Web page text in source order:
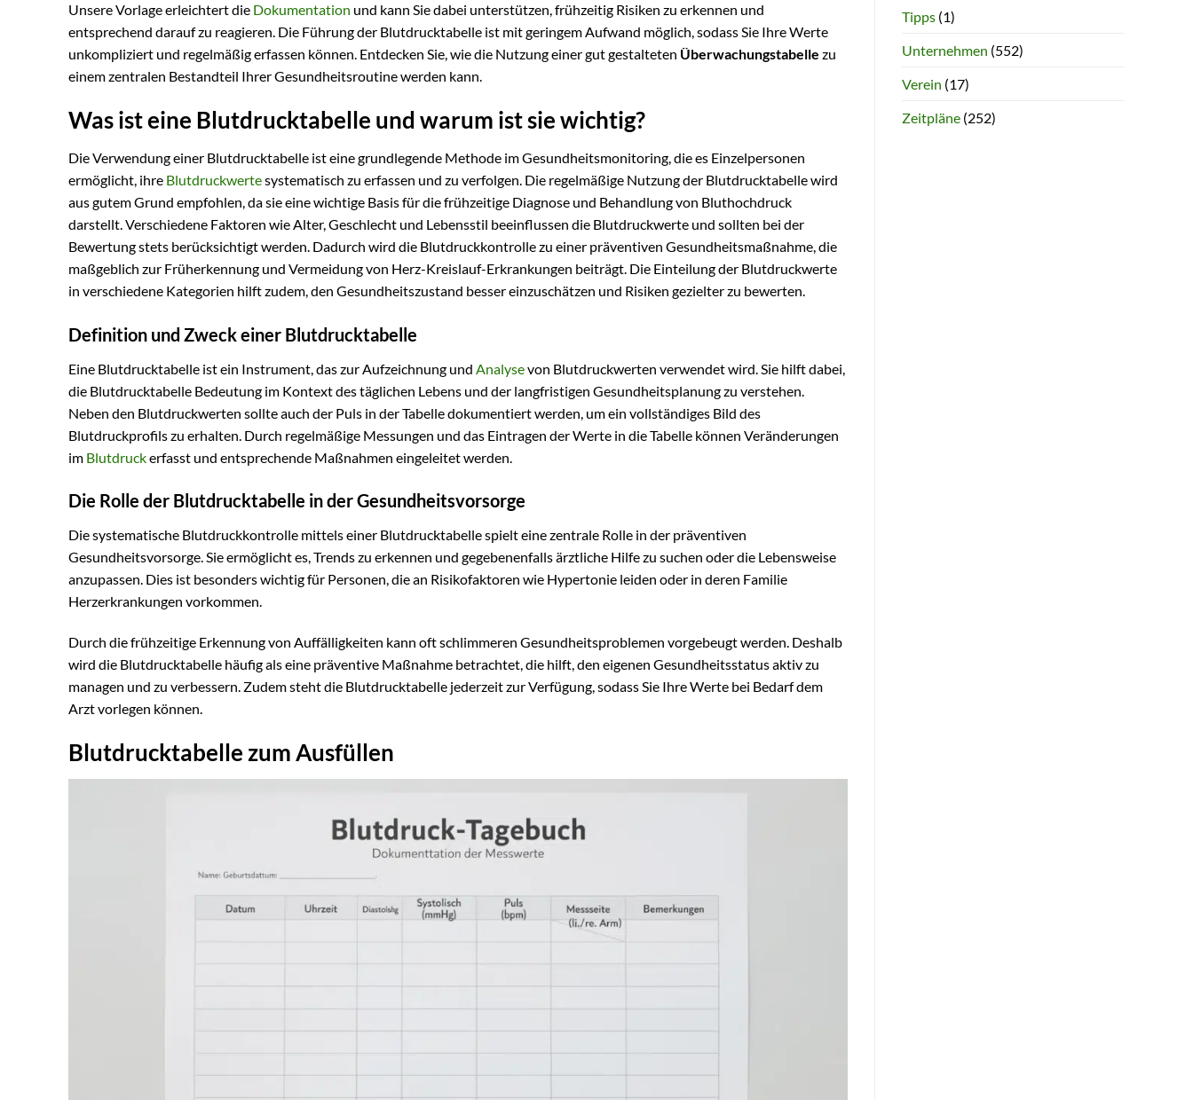
Unsere Vorlage erleichtert die Dokumentation und kann Sie dabei unterstützen, frühzeitig Risiken zu erkennen und
entsprechend darauf zu reagieren. Die Führung der Blutdrucktabelle ist mit geringem Aufwand möglich, sodass Sie Ihre Werte
unkompliziert und regelmäßig erfassen können. Entdecken Sie, wie die Nutzung einer gut gestalteten Überwachungstabelle zu
einem zentralen Bestandteil Ihrer Gesundheitsroutine werden kann.
Was ist eine Blutdrucktabelle und warum ist sie wichtig?
Die Verwendung einer Blutdrucktabelle ist eine grundlegende Methode im Gesundheitsmonitoring, die es Einzelpersonen
ermöglicht, ihre Blutdruckwertesystematisch zu erfassen und zu verfolgen. Die regelmäßige Nutzung der Blutdrucktabelle wird
aus gutem Grund empfohlen, da sie eine wichtige Basis für die frühzeitige Diagnose und Behandlung von Bluthochdruck
darstellt. Verschiedene Faktoren wie Alter, Geschlecht und Lebensstil beeinflussen die Blutdruckwerte und sollten bei der
Bewertung stets berücksichtigt werden. Dadurch wird die Blutdruckkontrolle zu einer präventiven Gesundheitsmaßnahme, die
maßgeblich zur Früherkennung und Vermeidung von Herz-Kreislauf-Erkrankungen beiträgt. Die Einteilung der Blutdruckwerte
in verschiedene Kategorien hilft zudem, den Gesundheitszustand besser einzuschätzen und Risiken gezielter zu bewerten.
Definition und Zweck einer Blutdrucktabelle
Eine Blutdrucktabelle ist ein Instrument, das zur Aufzeichnung und Analysevon Blutdruckwerten verwendet wird. Sie hilft dabei,
die Blutdrucktabelle Bedeutung im Kontext des täglichen Lebens und der langfristigen Gesundheitsplanung zu verstehen.
Neben den Blutdruckwerten sollte auch der Puls in der Tabelle dokumentiert werden, um ein vollständiges Bild des
Blutdruckprofils zu erhalten. Durch regelmäßige Messungen und das Eintragen der Werte in die Tabelle können Veränderungen
im Blutdruckerfasst und entsprechende Maßnahmen eingeleitet werden.
Die Rolle der Blutdrucktabelle in der Gesundheitsvorsorge
Die systematische Blutdruckkontrolle mittels einer Blutdrucktabelle spielt eine zentrale Rolle in der präventiven
Gesundheitsvorsorge. Sie ermöglicht es, Trends zu erkennen und gegebenenfalls ärztliche Hilfe zu suchen oder die Lebensweise
anzupassen. Dies ist besonders wichtig für Personen, die an Risikofaktoren wie Hypertonie leiden oder in deren Familie
Herzerkrankungen vorkommen.
Durch die frühzeitige Erkennung von Auffälligkeiten kann oft schlimmeren Gesundheitsproblemen vorgebeugt werden. Deshalb
wird die Blutdrucktabelle häufig als eine präventive Maßnahme betrachtet, die hilft, den eigenen Gesundheitsstatus aktiv zu
managen und zu verbessern. Zudem steht die Blutdrucktabelle jederzeit zur Verfügung, sodass Sie Ihre Werte bei Bedarf dem
Arzt vorlegen können.
Blutdrucktabelle zum Ausfüllen
Tipps(1)
Unternehmen (552)
Verein (17)
Zeitpläne(252)